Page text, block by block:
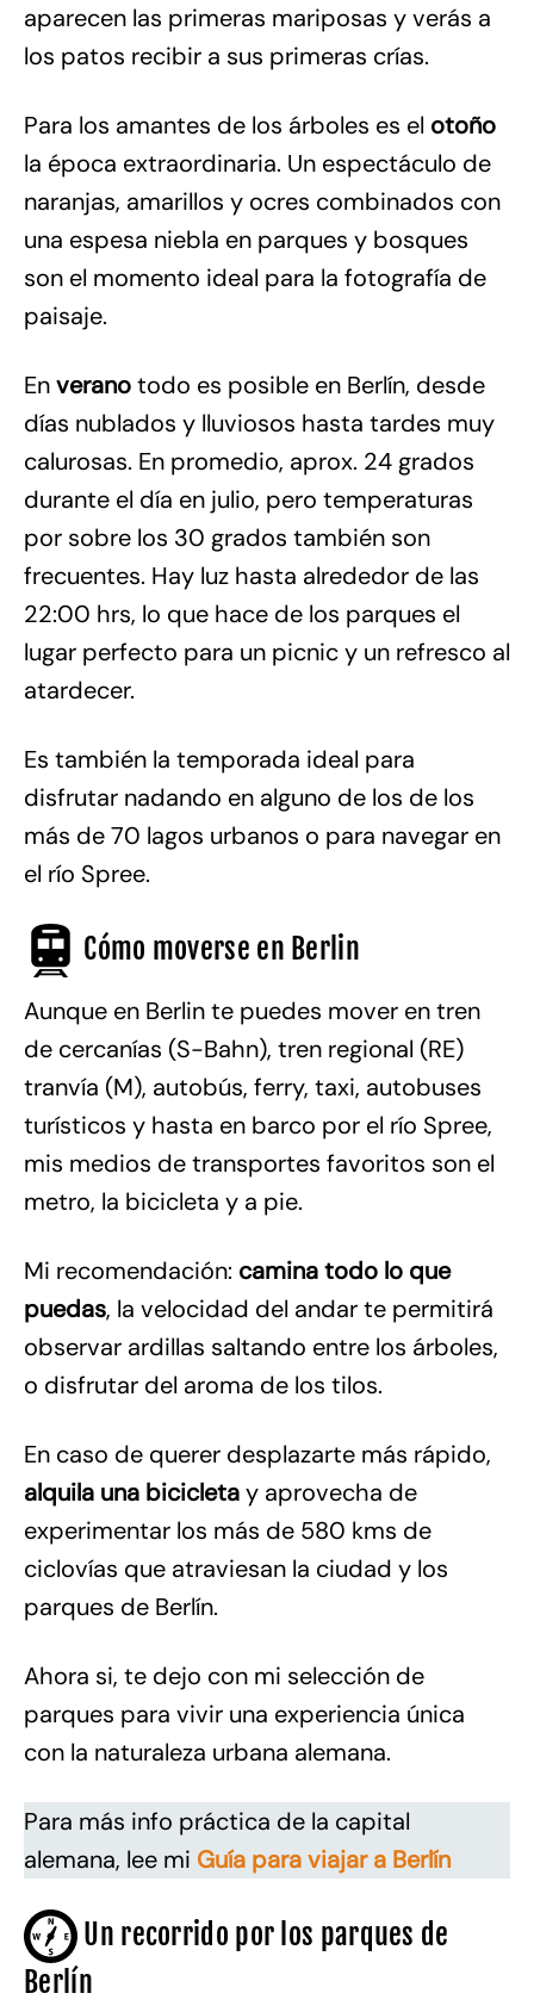
aparecen las primeras mariposas y verás a
los patos recibir a sus primeras crías.
Para los amantes de los árboles es el otoño
la época extraordinaria. Un espectáculo de
naranjas, amarillos y ocres combinados con
una espesa niebla en parques y bosques
son el momento ideal para la fotografía de
paisaje.
Enveranotodo es posible en Berlín, desde
días nublados y lluviosos hasta tardes muy
calurosas. En promedio, aprox. 24 grados
durante el día en julio, pero temperaturas
por sobre los 30 grados también son
frecuentes. Hay luz hasta alrededor de las
22:00 hrs, lo que hace de los parques el
lugar perfecto para un picnic y un refresco al
atardecer.
Es también la temporada ideal para
disfrutar nadando en alguno de los de los
más de 70 lagos urbanos o para navegar en
el río Spree.
Cómo moverse en Berlin
Aunque en Berlin te puedes mover en tren
de cercanías (S-Bahn), tren regional (RE)
tranvía (M), autobús, ferry, taxi, autobuses
turísticos y hasta en barco por el río Spree,
mis medios de transportes favoritos son el
metro, la bicicleta y a pie.
Mi recomendación: camina todo lo que
puedas, la velocidad del andar te permitirá
observar ardillas saltando entre los árboles,
o disfrutar del aroma de los tilos.
En caso de querer desplazarte más rápido,
alquila una bicicletay aprovecha de
experimentar los más de 580 kms de
ciclovías que atraviesan la ciudad y los
parques de Berlín.
Ahora si, te dejo con mi selección de
parques para vivir una experiencia única
con la naturaleza urbana alemana.
Para más info práctica de la capital
alemana, lee mi Guía para viajar a Berlín
Un recorrido por los parques de
Berlín